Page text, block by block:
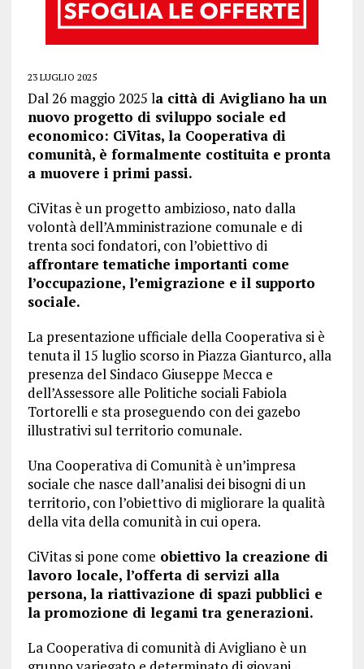
23 LUGLIO 2025
Dal 26 maggio 2025 la città di Avigliano ha un
nuovo progetto di sviluppo sociale ed
economico: CiVitas, la Cooperativa di
comunità, è formalmente costituita e pronta
a muovere i primi passi.
CiVitas è un progetto ambizioso, nato dalla
volontà dell’Amministrazione comunale e di
trenta soci fondatori, con l’obiettivo di
affrontare tematiche importanti come
l’occupazione, l’emigrazione e il supporto
sociale.
La presentazione ufficiale della Cooperativa si è
tenuta il 15 luglio scorso in Piazza Gianturco, alla
presenza del Sindaco Giuseppe Mecca e
dell’Assessore alle Politiche sociali Fabiola
Tortorelli e sta proseguendo con dei gazebo
illustrativi sul territorio comunale.
Una Cooperativa di Comunità è un’impresa
sociale che nasce dall’analisi dei bisogni di un
territorio, con l’obiettivo di migliorare la qualità
della vita della comunità in cui opera.
CiVitas si pone come obiettivo la creazione di
lavoro locale, l’offerta di servizi alla
persona, la riattivazione di spazi pubblici e
la promozione di legami tra generazioni.
La Cooperativa di comunità di Avigliano è un